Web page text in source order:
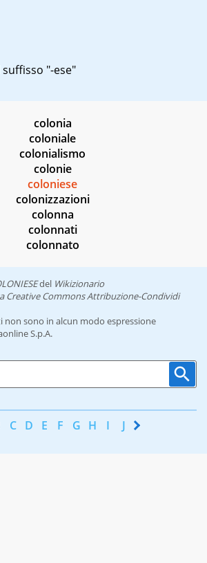
"-ese"
colonia
coloniale
colonialismo
colonie
coloniese
colonizzazioni
colonna
colonnati
colonnato
del Wikizionario
Creative Commons Attribuzione-Condividi
sono in alcun modo espressione
S.p.A.
C D E F G H I J K